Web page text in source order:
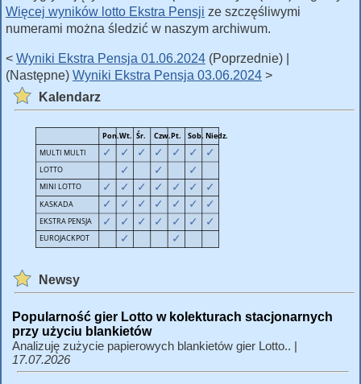
Więcej wyników lotto Ekstra Pensji ze szczęśliwymi
numerami można śledzić w naszym archiwum.
< Wyniki Ekstra Pensja 01.06.2024 (Poprzednie) |
(Następne) Wyniki Ekstra Pensja 03.06.2024 >
Kalendarz
Newsy
Popularność gier Lotto w kolekturach stacjonarnych
przy użyciu blankietów
Analizuję zużycie papierowych blankietów gier Lotto.. |
17.07.2026